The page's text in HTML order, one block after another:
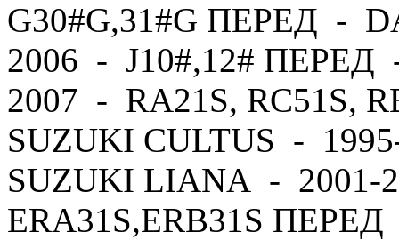
G30#G,31#G ПЕРЕД -
2006 - J10#,12# ПЕРЕД
2007 - RA21S, RC51S,
SUZUKI CULTUS -
SUZUKI LIANA - 2001-
ERA31S,ERB31S